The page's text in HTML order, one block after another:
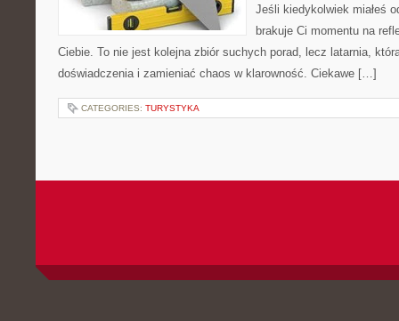
Jeśli kiedykolwiek miałeś
brakuje Ci momentu na
Ciebie. To nie jest kolejna zbiór suchych porad, lecz latarnia,
doświadczenia i zamieniać chaos w klarowność. Ciekawe […]
CATEGORIES: TURYSTYKA